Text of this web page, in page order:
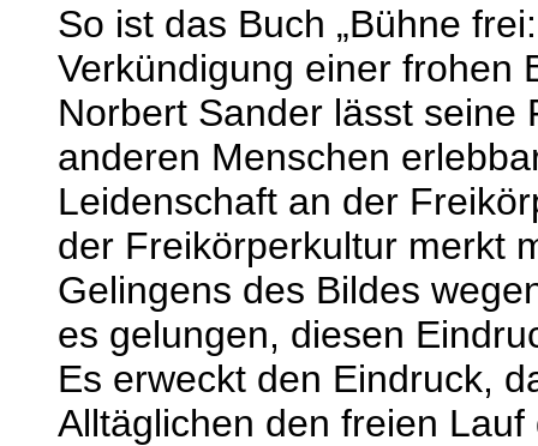
So ist das Buch „Bühne
Verkündigung einer frohen
Norbert Sander lässt seine
anderen Menschen
Leidenschaft an der
der Freikörperkultur merkt
Gelingens des Bildes
es gelungen, diesen
Es erweckt den Eindruck,
Alltäglichen den freien